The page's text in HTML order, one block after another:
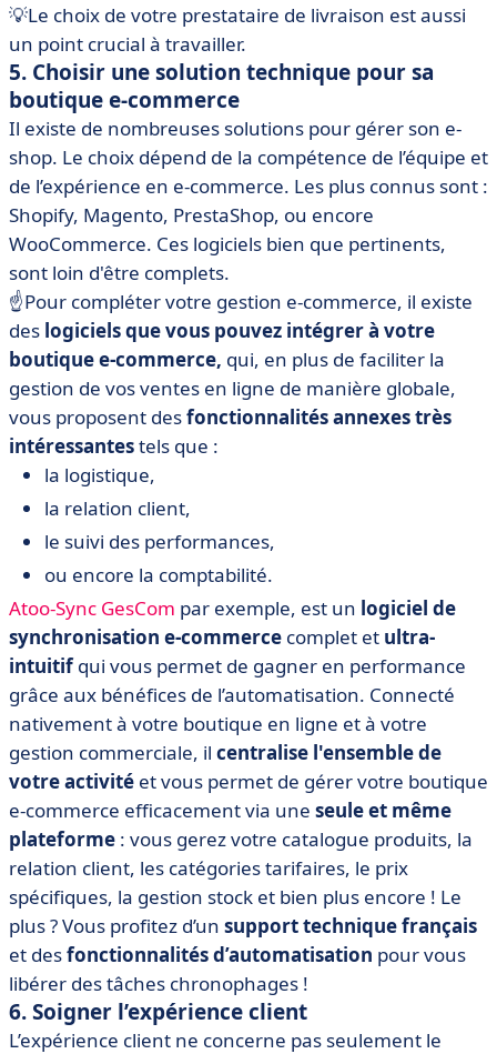
💡Le choix de votre prestataire de livraison est aussi
un point crucial à travailler.
5. Choisir une solution technique pour sa
boutique e-commerce
Il existe de nombreuses solutions pour gérer son e-
shop. Le choix dépend de la compétence de l’équipe et
de l’expérience en e-commerce. Les plus connus sont :
Shopify, Magento, PrestaShop, ou encore
WooCommerce. Ces logiciels bien que pertinents,
sont loin d'être complets.
☝️Pour compléter votre gestion e-commerce, il existe
des logiciels que vous pouvez intégrer à votre
boutique e-commerce, qui, en plus de faciliter la
gestion de vos ventes en ligne de manière globale,
vous proposent desfonctionnalités annexes très
intéressantestels que :
la logistique,
la relation client,
le suivi des performances,
ou encore la comptabilité.
Atoo-Sync GesCom par exemple, est un logiciel de
synchronisation e-commerce complet et ultra-
intuitifqui vous permet de gagner en performance
grâce aux bénéfices de l’automatisation. Connecté
nativement à votre boutique en ligne et à votre
gestion commerciale, il centralise l'ensemble de
votre activité et vous permet de gérer votre boutique
e-commerce efficacement via une seule et même
plateforme : vous gerez votre catalogue produits, la
relation client, les catégories tarifaires, le prix
spécifiques, la gestion stock et bien plus encore ! Le
plus ? Vous profitez d’un support technique français
et desfonctionnalités d’automatisation pour vous
libérer des tâches chronophages !
6. Soigner l’expérience client
L’expérience client ne concerne pas seulement le